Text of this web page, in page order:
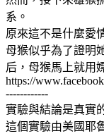
系。
原來這不是什麼愛
母猴似乎為了證明
后，母猴馬上就用
https://
------------
實驗與結論是真實
這個實驗由美國耶